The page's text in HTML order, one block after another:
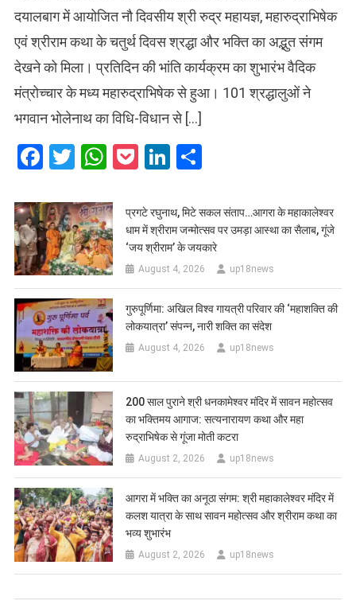
दयालबाग में आयोजित नौ दिवसीय श्री रुद्र महायज्ञ, महारुद्राभिषेक
एवं श्रीराम कथा के चतुर्थ दिवस श्रद्धा और भक्ति का अद्भुत संगम
देखने को मिला। प्रतिदिन की भांति कार्यक्रम का शुभारंभ वैदिक
मंत्रोच्चार के मध्य महारुद्राभिषेक से हुआ। 101 श्रद्धालुओं ने
भगवान भोलेनाथ का विधि-विधान से […]
Facebook
Twitter
WhatsApp
PocketLinkedIn
प्रगटे रघुनाथ, मिटे सकल संताप…आगरा के महाकालेश्वर
धाम में श्रीराम जन्मोत्सव पर उमड़ा आस्था का सैलाब, गूंजे
‘जय श्रीराम’ के जयकारे
August 4, 2026 up18news
गुरुपूर्णिमा: अखिल विश्व गायत्री परिवार की ‘महाशक्ति की
लोकयात्रा’ संपन्न, नारी शक्ति का संदेश
August 4, 2026 up18news
200 साल पुराने श्री धनकामेश्वर मंदिर में सावन महोत्सव
का भक्तिमय आगाज: सत्यनारायण कथा और महा
रुद्राभिषेक से गूंजा मोती कटरा
August 2, 2026 up18news
आगरा में भक्ति का अनूठा संगम: श्री महाकालेश्वर मंदिर में
कलश यात्रा के साथ सावन महोत्सव और श्रीराम कथा का
भव्य शुभारंभ
August 2, 2026 up18news